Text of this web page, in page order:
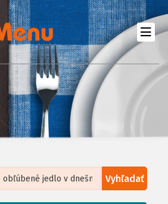
Vyhľadať
, Tiles courtesy ofHumanitarian OpenStreetMap